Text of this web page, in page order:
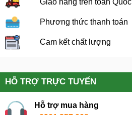
Giao hàng trên toàn Quốc
Phương thức thanh toán
Cam kết chất lượng
HỖ TRỢ TRỰC TUYẾN
Hỗ trợ mua hàng